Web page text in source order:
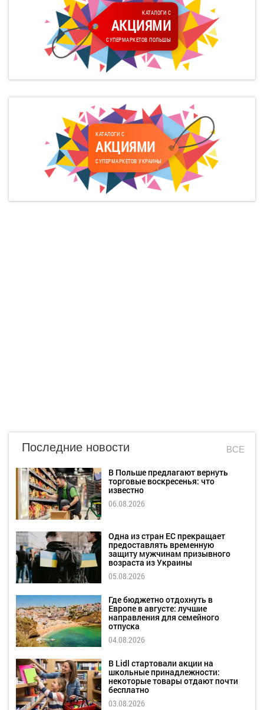
КАТАЛОГИ С
АКЦИЯМИ
СУПЕРМАРКЕТОВ ПОЛЬШЫ
КАТАЛОГИ С
АКЦИЯМИ
СУПЕРМАРКЕТОВ УКРАИНЫ
Последние новости ВСЕ
В Польше предлагают вернуть
торговые воскресенья: что
известно
06.08.2026
Одна из стран ЕС прекращает
предоставлять временную
защиту мужчинам призывного
возраста из Украины
05.08.2026
Где бюджетно отдохнуть в
Европе в августе: лучшие
направления для семейного
отпуска
04.08.2026
В Lidl стартовали акции на
школьные принадлежности:
некоторые товары отдают почти
бесплатно
03.08.2026